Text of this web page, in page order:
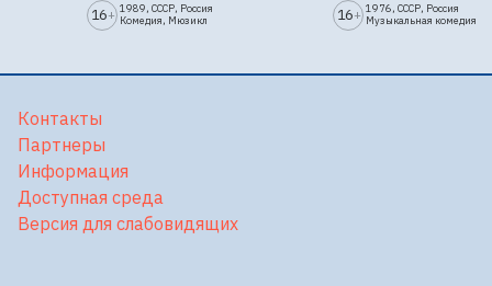
16+ 1989, СССР, Россия
Комедия, Мюзикл
16+ 1976, СССР, Россия
Музыкальная комедия
Контакты
Партнеры
Информация
Доступная среда
Версия для слабовидящих